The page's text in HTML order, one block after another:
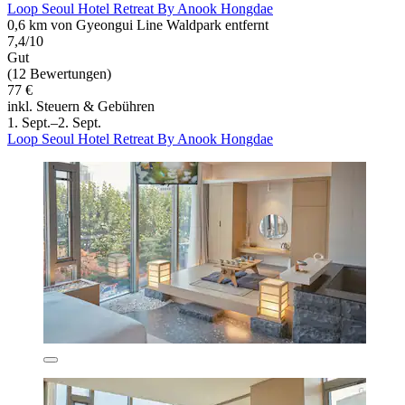
Loop Seoul Hotel Retreat By Anook Hongdae
0,6 km von Gyeongui Line Waldpark entfernt
7,4/10
Gut
(12 Bewertungen)
77 €
inkl. Steuern & Gebühren
1. Sept.–2. Sept.
Loop Seoul Hotel Retreat By Anook Hongdae